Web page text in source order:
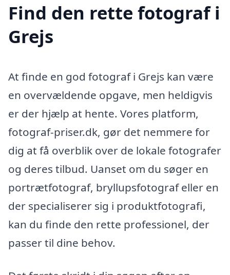
Find den rette fotograf i
Grejs
At finde en god fotograf i Grejs kan være
en overvældende opgave, men heldigvis
er der hjælp at hente. Vores platform,
fotograf-priser.dk, gør det nemmere for
dig at få overblik over de lokale fotografer
og deres tilbud. Uanset om du søger en
portrætfotograf, bryllupsfotograf eller en
der specialiserer sig i produktfotografi,
kan du finde den rette professionel, der
passer til dine behov.